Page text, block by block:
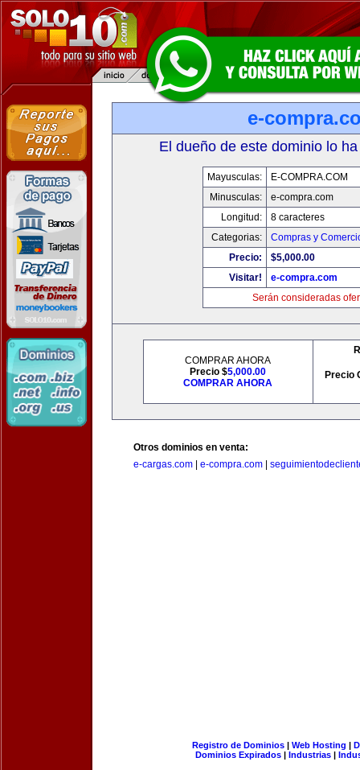
e-
El dueño de este dominio lo
Mayusculas:
E-COMPRA.COM
Minusculas:
e-compra.com
Longitud:
8 caracteres
Categorias:
Compras y
Precio:
$5,000.00
Visitar!
e-compra.com
Serán consideradas
COMPRAR AHORA
Precio $5,000.00
COMPRAR AHORA
Precio
Otros dominios en venta:
e-cargas.com
e-compra.com
Registro de Dominios| Web Hosting |
Dominios Expirados | Industrias |